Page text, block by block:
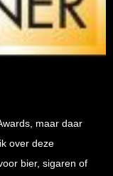
maar daar
over deze
bier, sigaren of